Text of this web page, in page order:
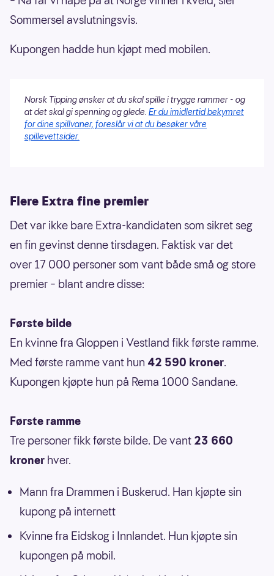
Sommersel avslutningsvis.
Kupongen hadde hun kjøpt med mobilen.
Norsk Tipping ønsker at du skal spille i trygge rammer - og
at det skal gi spenning og glede. Er du imidlertid bekymret
for dine spillvaner, foreslår vi at du besøker våre
spillevettsider.
Flere Extra fine premier
Det var ikke bare Extra-kandidaten som sikret seg
en fin gevinst denne tirsdagen. Faktisk var det
over 17 000 personer som vant både små og store
premier – blant andre disse:
Første bilde
En kvinne fra Gloppen i Vestland fikk første ramme.
Med første ramme vant hun 42 590 kroner.
Kupongen kjøpte hun på Rema 1000 Sandane.
Første ramme
Tre personer fikk første bilde. De vant 23 660
kroner hver.
Mann fra Drammen i Buskerud. Han kjøpte sin
kupong på internett
Kvinne fra Eidskog i Innlandet. Hun kjøpte sin
kupongen på mobil.